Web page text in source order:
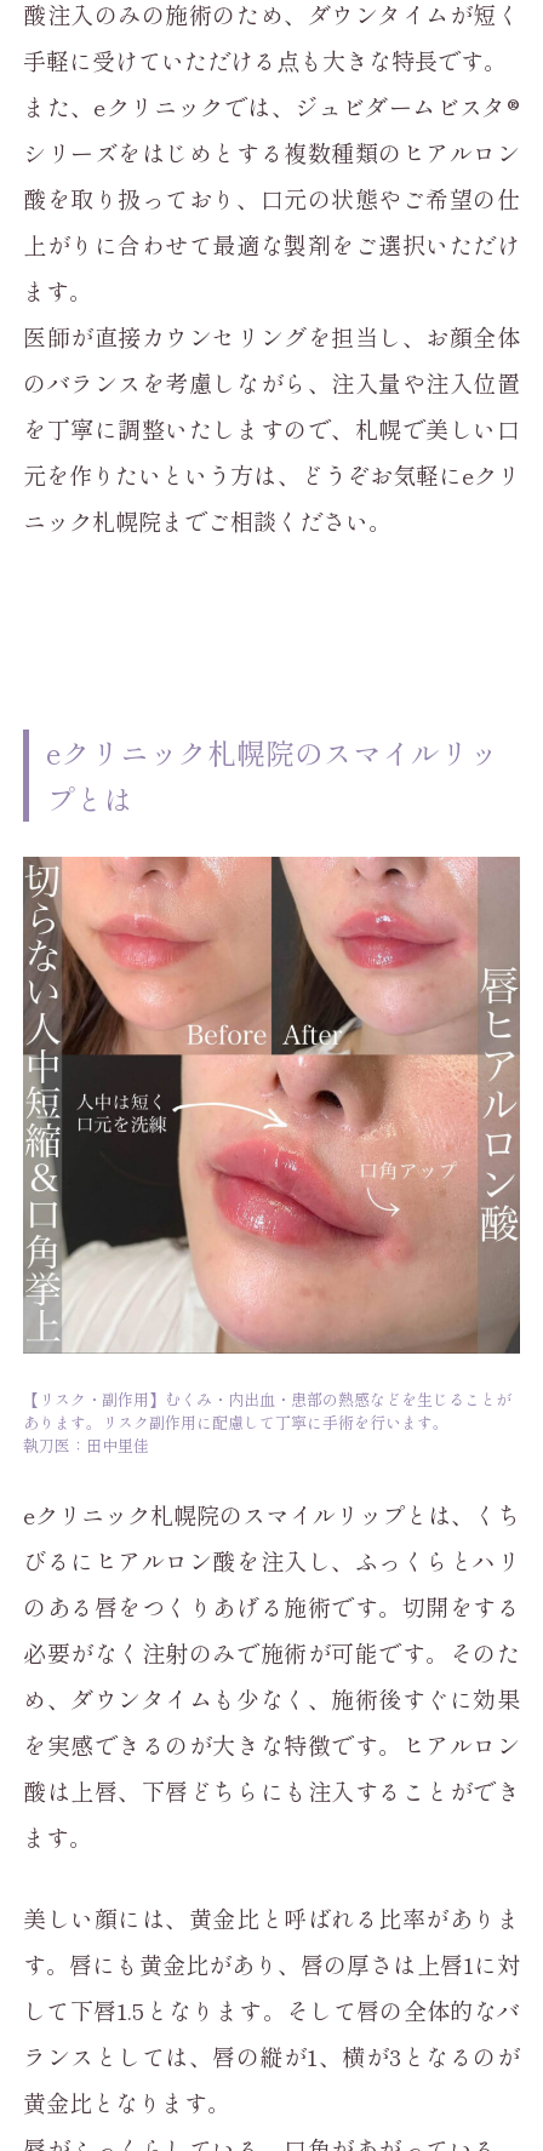
酸注入のみの施術のため、ダウンタイムが短く
手軽に受けていただける点も大きな特長です。
また、eクリニックでは、ジュビダームビスタ®
シリーズをはじめとする複数種類のヒアルロン
酸を取り扱っており、口元の状態やご希望の仕
上がりに合わせて最適な製剤をご選択いただけ
ます。
医師が直接カウンセリングを担当し、お顔全体
のバランスを考慮しながら、注入量や注入位置
を丁寧に調整いたしますので、札幌で美しい口
元を作りたいという方は、どうぞお気軽にeクリ
ニック札幌院までご相談ください。
eクリニック札幌院のスマイルリッ
プとは
【リスク・副作用】むくみ・内出血・患部の熱感などを生じることが
あります。リスク副作用に配慮して丁寧に手術を行います。
執刀医：田中里佳
eクリニック札幌院のスマイルリップとは、くち
びるにヒアルロン酸を注入し、ふっくらとハリ
のある唇をつくりあげる施術です。切開をする
必要がなく注射のみで施術が可能です。そのた
め、ダウンタイムも少なく、施術後すぐに効果
を実感できるのが大きな特徴です。ヒアルロン
酸は上唇、下唇どちらにも注入することができ
ます。
美しい顔には、黄金比と呼ばれる比率がありま
す。唇にも黄金比があり、唇の厚さは上唇1に対
して下唇1.5となります。そして唇の全体的なバ
ランスとしては、唇の縦が1、横が3となるのが
黄金比となります。